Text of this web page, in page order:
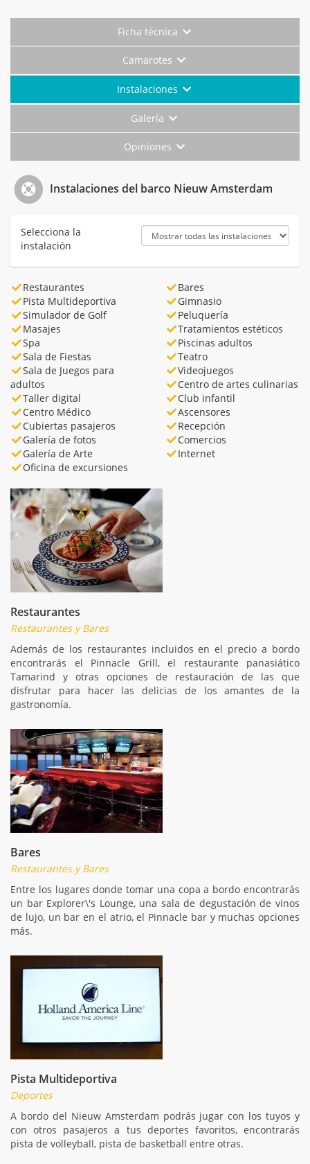
Ficha técnica
Camarotes
Instalaciones
Galería
Opiniones
Instalaciones del barco Nieuw Amsterdam
Selecciona la
instalación
Restaurantes
Bares
Pista Multideportiva
Gimnasio
Simulador de Golf
Peluquería
Masajes
Tratamientos estéticos
Spa
Piscinas adultos
Sala de Fiestas
Teatro
Sala de Juegos para
adultos
Videojuegos
Centro de artes culinarias
Taller digital
Club infantil
Centro Médico
Ascensores
Cubiertas pasajeros
Recepción
Galería de fotos
Comercios
Galería de Arte
Internet
Oficina de excursiones
Restaurantes
Restaurantes y Bares
Además de los restaurantes incluidos en el precio a bordo
encontrarás el Pinnacle Grill, el restaurante panasiático
Tamarind y otras opciones de restauración de las que
disfrutar para hacer las delicias de los amantes de la
gastronomía.
Bares
Restaurantes y Bares
Entre los lugares donde tomar una copa a bordo encontrarás
un bar Explorer\'s Lounge, una sala de degustación de vinos
de lujo, un bar en el atrio, el Pinnacle bar y muchas opciones
más.
Pista Multideportiva
Deportes
A bordo del Nieuw Amsterdam podrás jugar con los tuyos y
con otros pasajeros a tus deportes favoritos, encontrarás
pista de volleyball, pista de basketball entre otras.